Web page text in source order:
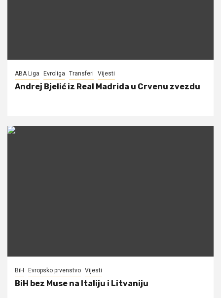
ABA Liga Evroliga Transferi Vijesti
Andrej Bjelić iz Real Madrida u Crvenu zvezdu
BiH Evropsko prvenstvo Vijesti
BiH bez Muse na Italiju i Litvaniju